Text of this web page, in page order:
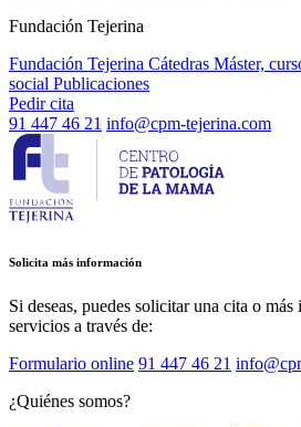
Fundación Tejerina
Fundación Tejerina Cátedras Máster,
social Publicaciones
Pedir cita
91 447 46 21 info@cpm-tejerina.com
Solicita más información
Si deseas, puedes solicitar una cita o
servicios a través de:
Formulario online 91 447 46 21
¿Quiénes somos?